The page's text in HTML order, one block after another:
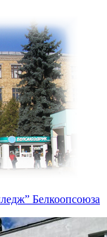
Белкоопсоюза